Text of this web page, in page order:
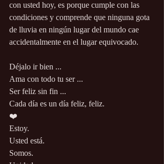
con usted hoy, es porque cumple con las
condiciones y comprende que ninguna gota
de lluvia en ningún lugar del mundo cae
accidentalmente en el lugar equivocado.
Déjalo ir bien ...
Ama con todo tu ser ...
Ser feliz sin fin ...
Cada día es un día feliz, feliz.
❤️
Estoy.
Usted está.
Somos.